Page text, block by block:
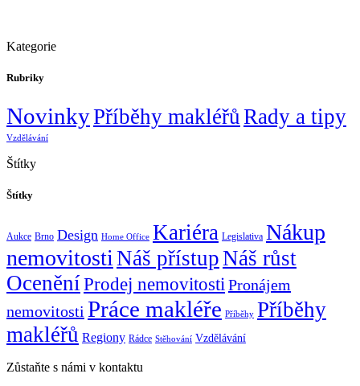
Kategorie
Rubriky
NovinkyPříběhy makléřů Rady a tipy
Vzdělávání
Štítky
Štítky
Aukce Brno Design Home Office Kariéra Legislativa Nákup
nemovitosti Náš přístupNáš růst
OceněníProdej nemovitosti Pronájem
nemovitosti Práce makléře Příběhy Příběhy
makléřů Regiony Rádce Stěhování Vzdělávání
Zůstaňte s námi v kontaktu